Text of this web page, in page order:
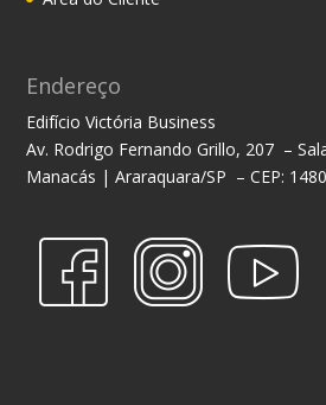
Endereço
Edifício Victória Business
Av. Rodrigo Fernando Grillo, 207 –
Manacás | Araraquara/SP – CEP: